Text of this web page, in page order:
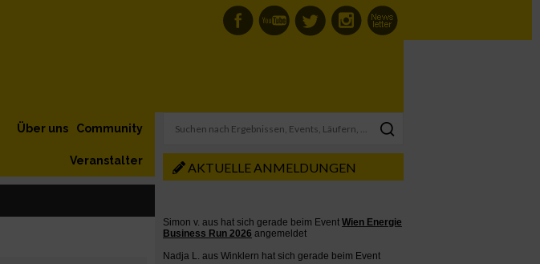
Community
Über uns
Veranstalter AKTUELLE ANMELDUNGEN